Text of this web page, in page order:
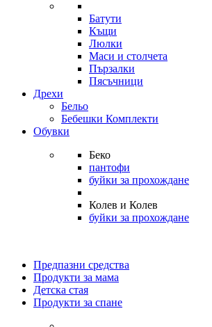
Батути
Къщи
Люлки
Маси и столчета
Пързалки
Пясъчници
Дрехи
Бельо
Бебешки Комплекти
Обувки
Беко
пантофи
буйки за прохождане
Колев и Колев
буйки за прохождане
Предпазни средства
Продукти за мама
Детска стая
Продукти за спане